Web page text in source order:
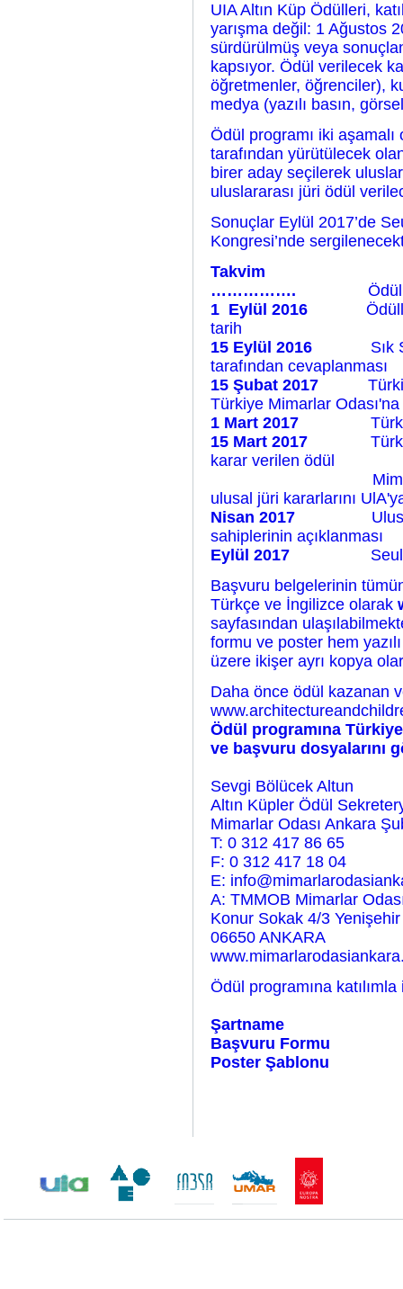
UIA Altın Küp Ödülleri,
yarışma değil: 1 Ağustos
sürdürülmüş veya
kapsıyor. Ödül verilecek
öğretmenler, öğrenciler),
medya (yazılı basın,
Ödül programı iki
tarafından yürütülecek
birer aday seçilerek
uluslararası jüri ödül
Sonuçlar Eylül 2017’de
Kongresi’nde
Takvim
…………….
1 Eylül 2016
tarih
15 Eylül 2016
Sık
tarafından cevaplanması
15 Şubat 2017
Türkiye Mimarlar
1 Mart 2017
15 Mart 2017
karar verilen ödül
Mimarlar Odası
ulusal jüri kararlarını
Nisan 2017
sahiplerinin açıklanması
Eylül 2017
Başvuru belgelerinin
Türkçe ve İngilizce olarak
sayfasından
formu ve poster hem
üzere ikişer ayrı kopya
Daha önce ödül kazanan
Ödül programına
ve başvuru dosyalarını
Sevgi Bölücek Altun
Altın Küpler Ödül
Mimarlar Odası Ankara
T: 0 312 417 86 65
F: 0 312 417 18 04
E:
A: TMMOB Mimarlar
Konur Sokak 4/3 Yenişehir
06650 ANKARA
Ödül programına
Şartname
Başvuru Formu
Poster Şablonu